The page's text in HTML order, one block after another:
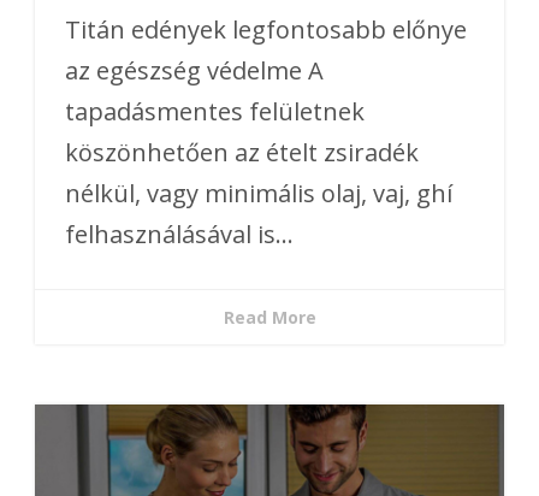
Titán edények legfontosabb előnye
az egészség védelme A
tapadásmentes felületnek
köszönhetően az ételt zsiradék
nélkül, vagy minimális olaj, vaj, ghí
felhasználásával is...
Read More